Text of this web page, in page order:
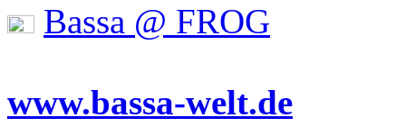
Bassa @ FROG
www.bassa-welt.de